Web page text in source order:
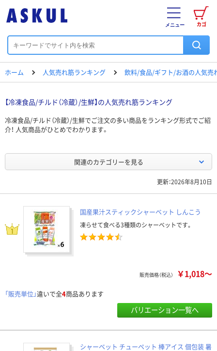
カゴ
メニュー
ホーム 人気売れ筋ランキング 飲料/食品/ギフト/お酒の人気売
【冷凍食品/チルド（冷蔵）/生鮮】の人気売れ筋ランキング
冷凍食品/チルド（冷蔵）/生鮮でご注文の多い商品をランキング形式でご紹
介！ 人気商品がひとめでわかります。
関連のカテゴリーを見る
更新：2026年8月10日
国産果汁スティックシャーベット しんこう
凍らせて食べる3種類のシャーベットです。
販売価格（税込） ￥1,018～
「販売単位」違いで全4商品あります
バリエーション一覧へ
シャーベット チューペット 棒アイス 個包装 暑